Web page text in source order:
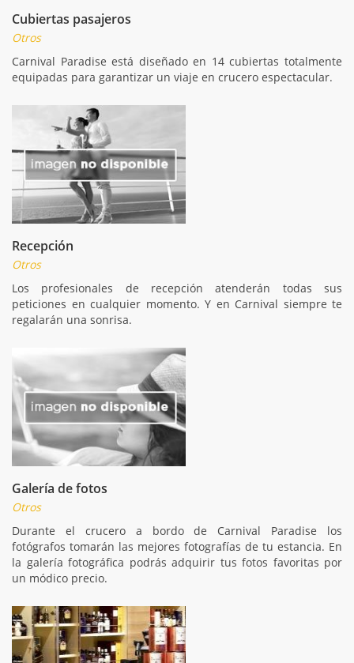
Cubiertas pasajeros
Otros
Carnival Paradise está diseñado en 14 cubiertas totalmente
equipadas para garantizar un viaje en crucero espectacular.
Recepción
Otros
Los profesionales de recepción atenderán todas sus
peticiones en cualquier momento. Y en Carnival siempre te
regalarán una sonrisa.
Galería de fotos
Otros
Durante el crucero a bordo de Carnival Paradise los
fotógrafos tomarán las mejores fotografías de tu estancia. En
la galería fotográfica podrás adquirir tus fotos favoritas por
un módico precio.